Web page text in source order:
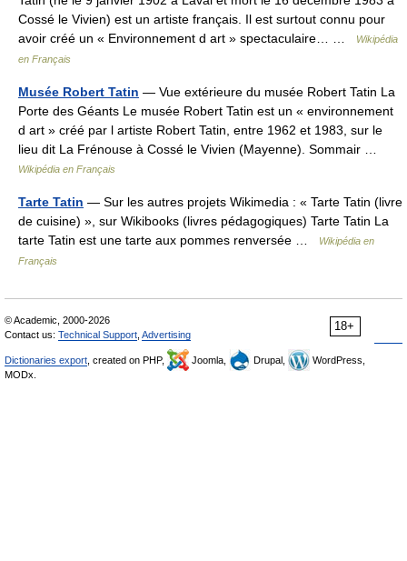
Cossé le Vivien) est un artiste français. Il est surtout connu pour
avoir créé un « Environnement d art » spectaculaire… …
Wikipédia
en Français
Musée Robert Tatin — Vue extérieure du musée Robert Tatin La
Porte des Géants Le musée Robert Tatin est un « environnement
d art » créé par l artiste Robert Tatin, entre 1962 et 1983, sur le
lieu dit La Frénouse à Cossé le Vivien (Mayenne). Sommair …
Wikipédia en Français
Tarte Tatin — Sur les autres projets Wikimedia : « Tarte Tatin (livre
de cuisine) », sur Wikibooks (livres pédagogiques) Tarte Tatin La
tarte Tatin est une tarte aux pommes renversée …
Wikipédia en
Français
18+
© Academic, 2000-2026
Contact us: Technical Support Advertising
Dictionaries export , created on PHP, Joomla, Drupal,
WordPress,
MODx.